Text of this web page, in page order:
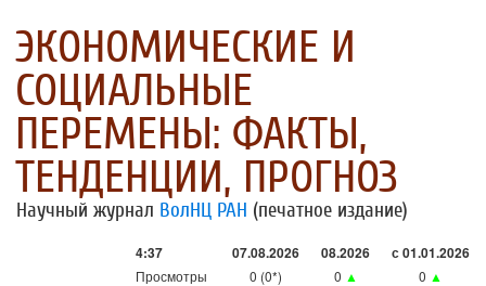
ЭКОНОМИЧЕСКИЕ И
СОЦИАЛЬНЫЕ
ПЕРЕМЕНЫ: ФАКТЫ,
ТЕНДЕНЦИИ, ПРОГНОЗ
Научный журнал ВолНЦ РАН (печатное издание)
4:37 07.08.2026 08.2026 с 01.01.2026
Просмотры 0 (0*) 0 ▲ 0 ▲